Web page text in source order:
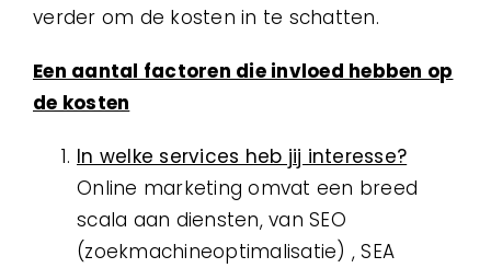
verder om de kosten in te schatten.
Een aantal factoren die invloed hebben op
de kosten
In welke services heb jij interesse?
Online marketing omvat een breed
scala aan diensten, van SEO
(zoekmachineoptimalisatie) , SEA